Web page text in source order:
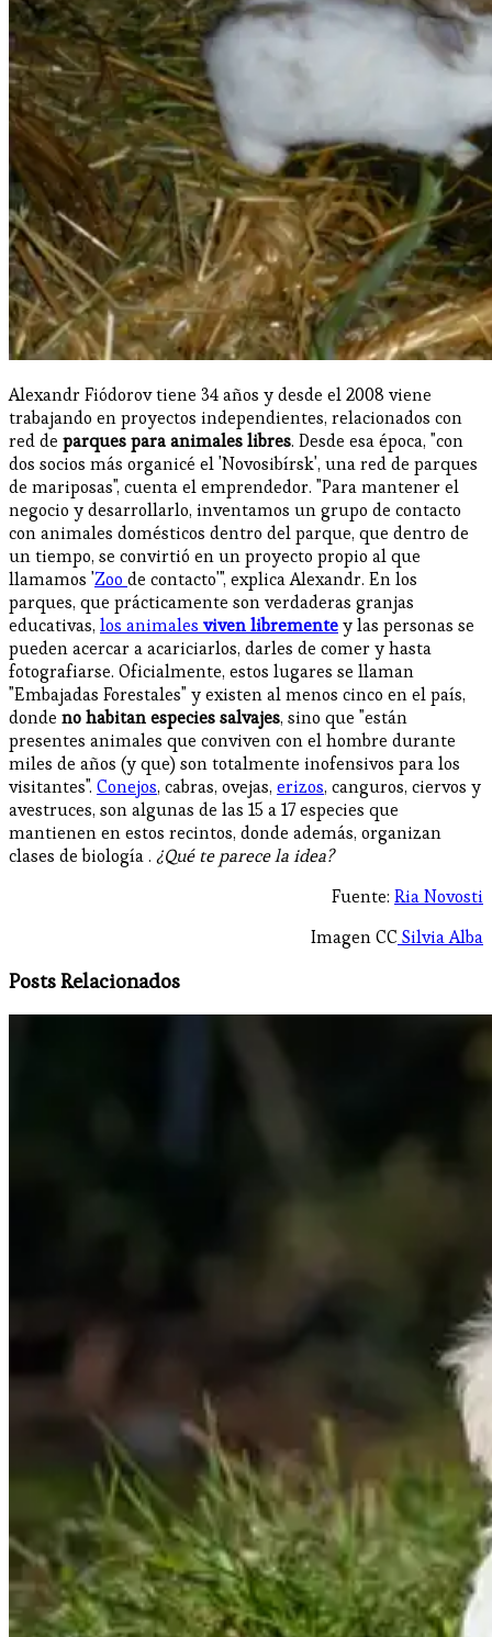
Alexandr Fiódorov tiene 34 años y desde el 2008 viene
trabajando en proyectos independientes, relacionados con
red de parques para animales libres. Desde esa época, "con
dos socios más organicé el 'Novosibírsk', una red de parques
de mariposas", cuenta el emprendedor. "Para mantener el
negocio y desarrollarlo, inventamos un grupo de contacto
con animales domésticos dentro del parque, que dentro de
un tiempo, se convirtió en un proyecto propio al que
llamamos 'Zoo de contacto'", explica Alexandr. En los
parques, que prácticamente son verdaderas granjas
educativas, los animales viven librementey las personas se
pueden acercar a acariciarlos, darles de comer y hasta
fotografiarse. Oficialmente, estos lugares se llaman
"Embajadas Forestales" y existen al menos cinco en el país,
donde no habitan especies salvajes, sino que "están
presentes animales que conviven con el hombre durante
miles de años (y que) son totalmente inofensivos para los
visitantes". Conejos, cabras, ovejas, erizos, canguros, ciervos y
avestruces, son algunas de las 15 a 17 especies que
mantienen en estos recintos, donde además, organizan
clases de biología . ¿Qué te parece la idea?
Fuente: Ria Novosti
Imagen CC Silvia Alba
Posts Relacionados